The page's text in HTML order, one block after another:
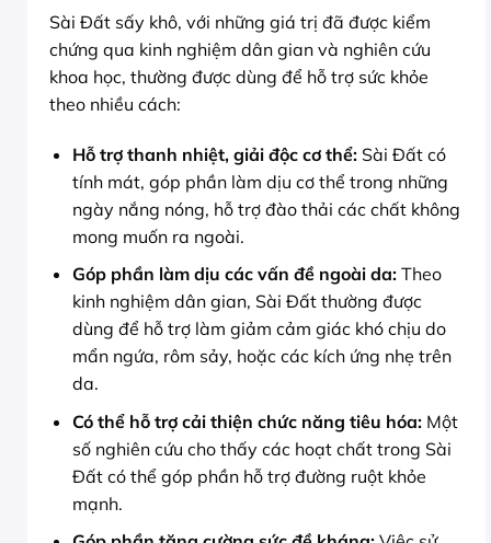
Sài Đất sấy khô, với những giá trị đã được kiểm
chứng qua kinh nghiệm dân gian và nghiên cứu
khoa học, thường được dùng để hỗ trợ sức khỏe
theo nhiều cách:
Hỗ trợ thanh nhiệt, giải độc cơ thể:Sài Đất có
tính mát, góp phần làm dịu cơ thể trong những
ngày nắng nóng, hỗ trợ đào thải các chất không
mong muốn ra ngoài.
Góp phần làm dịu các vấn đề ngoài da:Theo
kinh nghiệm dân gian, Sài Đất thường được
dùng để hỗ trợ làm giảm cảm giác khó chịu do
mẩn ngứa, rôm sảy, hoặc các kích ứng nhẹ trên
da.
Có thể hỗ trợ cải thiện chức năng tiêu hóa:Một
số nghiên cứu cho thấy các hoạt chất trong Sài
Đất có thể góp phần hỗ trợ đường ruột khỏe
mạnh.